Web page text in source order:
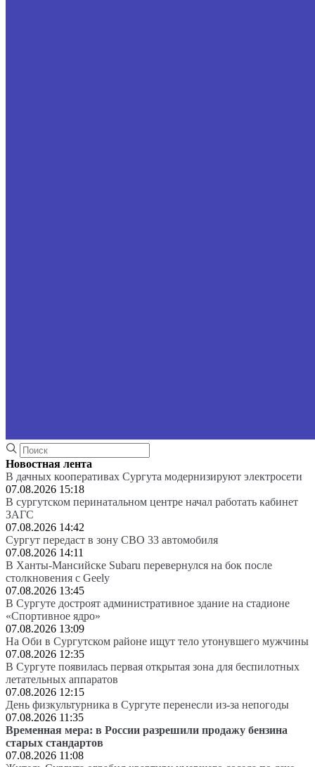
Новостная лента
В дачных кооперативах Сургута модернизируют электросети
07.08.2026 15:18
В сургутском перинатальном центре начал работать кабинет
ЗАГС
07.08.2026 14:42
Сургут передаст в зону СВО 33 автомобиля
07.08.2026 14:11
В Ханты-Мансийске Subaru перевернулся на бок после
столкновения с Geely
07.08.2026 13:45
В Сургуте достроят административное здание на стадионе
«Спортивное ядро»
07.08.2026 13:09
На Оби в Сургутском районе ищут тело утонувшего мужчины
07.08.2026 12:35
В Сургуте появилась первая открытая зона для беспилотных
летательных аппаратов
07.08.2026 12:15
День физкультурника в Сургуте перенесли из-за непогоды
07.08.2026 11:35
Временная мера: в России разрешили продажу бензина
старых стандартов
07.08.2026 11:08